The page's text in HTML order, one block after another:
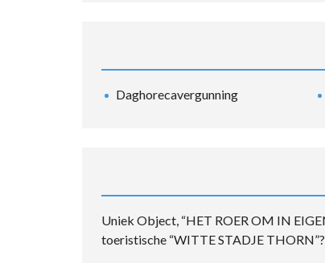
Daghorecavergunning
Uniek Object, “HET ROER OM IN
toeristische “WITTE STADJE THORN”?